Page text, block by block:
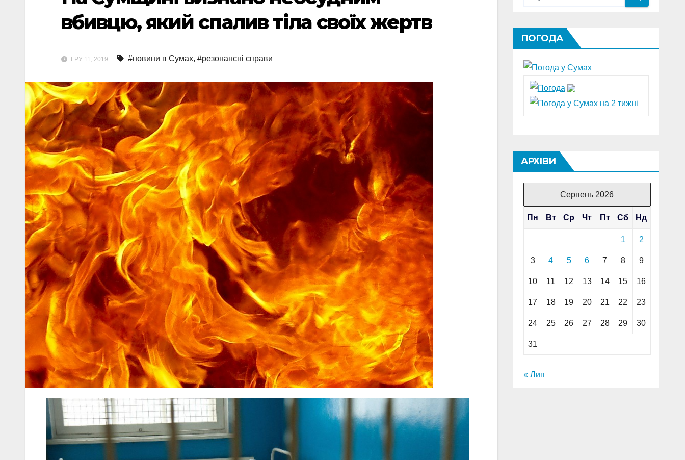
вбивцю, який спалив тіла своїх жертв
ГРУ 11, 2019 #новини в Сумах, #резонансні справи
ПОГОДА
АРХІВИ
Серпень 2026
Пн Вт Ср Чт Пт Сб Нд
1 2
3 4 5 6 7 8 9
10 11 12 13 14 15 16
17 18 19 20 21 22 23
24 25 26 27 28 29 30
31
« Лип